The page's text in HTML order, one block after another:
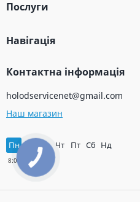
Послуги
Навігація
Контактна інформація
holodservicenet@gmail.com
Наш магазин
Пн Вт Ср Чт Пт Сб Нд
КНОПКА
ЗВ'ЯЗКУ